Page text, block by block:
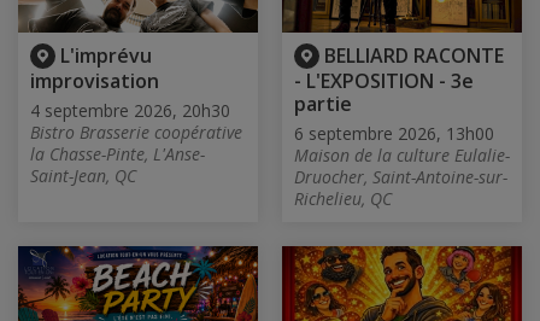
L'imprévu
improvisation
4 septembre 2026, 20h30
Bistro Brasserie coopérative
la Chasse-Pinte, L'Anse-
Saint-Jean, QC
BELLIARD RACONTE
- L'EXPOSITION - 3e
partie
6 septembre 2026, 13h00
Maison de la culture Eulalie-
Druocher, Saint-Antoine-sur-
Richelieu, QC